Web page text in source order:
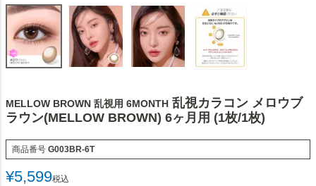
MELLOW BROWN 乱視用 6MONTH 乱視カラコン メロウブ
ラウン(MELLOW BROWN) 6ヶ月用 (1枚/1枚)
商品番号 G003BR-6T
¥5,599税込